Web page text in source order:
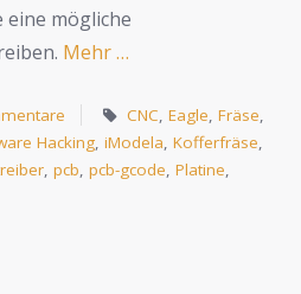
mögliche
Mehr …
CNC, Eagle, Fräse,
Hacking, iModela, Kofferfräse,
, pcb, pcb-gcode, Platine,